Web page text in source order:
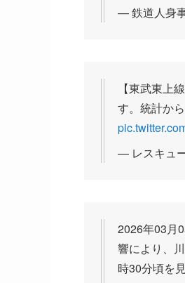
— 鉄道人身
【東武東上
す。統計か
— レスキュ
2026年03月
響により、
時30分頃を